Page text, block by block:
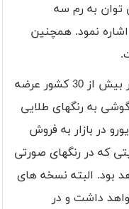
به رم سه
نمود. همچنین
هواوی این گوشی را از 15 سپتامبر در بیش از 30 کشور عرضه
این گوشی به رنگهای طلایی
و خاکستری تیتانیومی به قیمت 649 یورو در بازار به فروش
نسخه 64 گیگابایتی که در رنگهای صورتی
شود، 699 یورو خواهد بود. البته نسخه های
داشت و در